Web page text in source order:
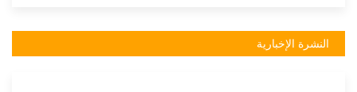
النشرة الإخبارية